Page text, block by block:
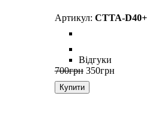
CTTA-D40+
Відгуки
700грн 350грн
Купити